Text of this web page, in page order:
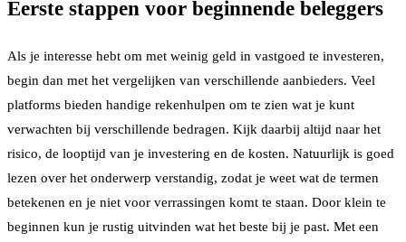
Eerste stappen voor beginnende beleggers
Als je interesse hebt om met weinig geld in vastgoed te investeren,
begin dan met het vergelijken van verschillende aanbieders. Veel
platforms bieden handige rekenhulpen om te zien wat je kunt
verwachten bij verschillende bedragen. Kijk daarbij altijd naar het
risico, de looptijd van je investering en de kosten. Natuurlijk is goed
lezen over het onderwerp verstandig, zodat je weet wat de termen
betekenen en je niet voor verrassingen komt te staan. Door klein te
beginnen kun je rustig uitvinden wat het beste bij je past. Met een